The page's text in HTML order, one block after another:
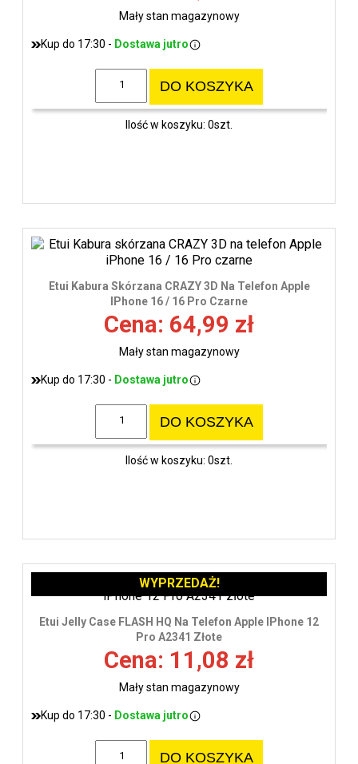
Mały stan magazynowy
Kup do 17:30 - Dostawa jutro
DO KOSZYKA
Ilość w koszyku: 0szt.
Etui Kabura Skórzana CRAZY 3D Na Telefon Apple
IPhone 16 / 16 Pro Czarne
Cena: 64,99 zł
Mały stan magazynowy
Kup do 17:30 - Dostawa jutro
DO KOSZYKA
Ilość w koszyku: 0szt.
Etui Jelly Case FLASH HQ Na Telefon Apple IPhone 12
Pro A2341 Złote
Cena: 11,08 zł
Mały stan magazynowy
Kup do 17:30 - Dostawa jutro
DO KOSZYKA
WYPRZEDAŻ!